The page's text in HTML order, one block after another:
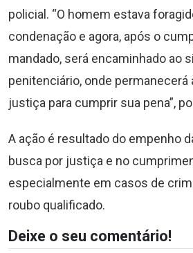
policial. “O homem estava
condenação e agora, após o
mandado, será encaminhado ao
penitenciário, onde permanecerá
justiça para cumprir sua pena”,
A ação é resultado do empenho
busca por justiça e no
especialmente em casos de
roubo qualificado.
Deixe o seu comentário!